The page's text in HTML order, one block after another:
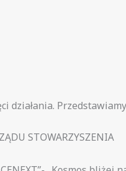
działania.
STOWARZYSZENIA